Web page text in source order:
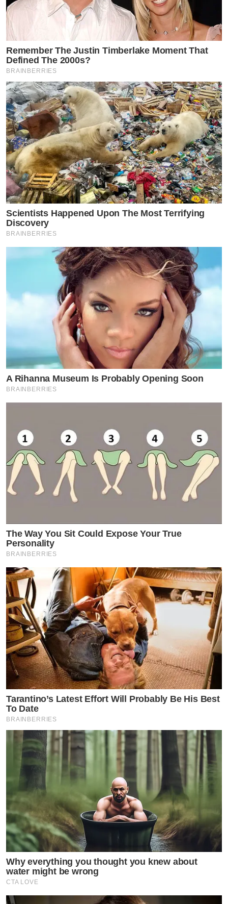
Remember The Justin Timberlake Moment That
Defined The 2000s?
BRAINBERRIES
Scientists Happened Upon The Most Terrifying
Discovery
BRAINBERRIES
A Rihanna Museum Is Probably Opening Soon
BRAINBERRIES
The Way You Sit Could Expose Your True
Personality
BRAINBERRIES
Tarantino’s Latest Effort Will Probably Be His Best
To Date
BRAINBERRIES
Why everything you thought you knew about
water might be wrong
CTA LOVE